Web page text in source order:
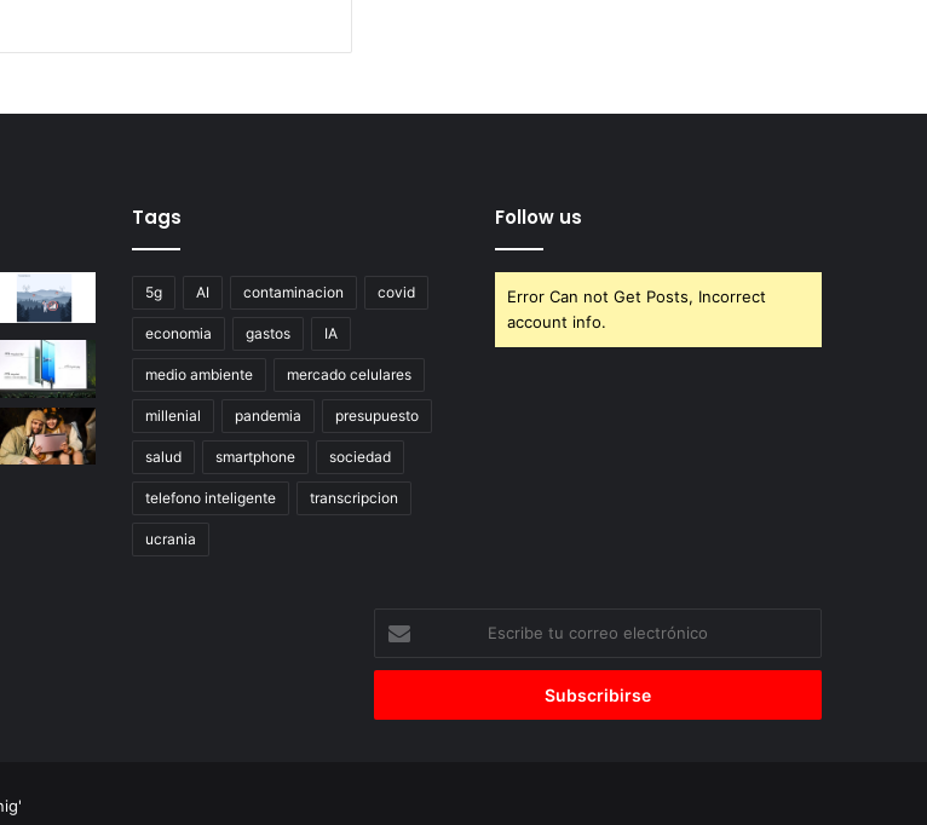
Tags
5g AI contaminacion covid
economia gastos IA
medio ambiente mercado celulares
millenial pandemia presupuesto
salud smartphone sociedad
telefono inteligente transcripcion
ucrania
Follow us
Error Can not Get Posts, Incorrect
account info.
correo